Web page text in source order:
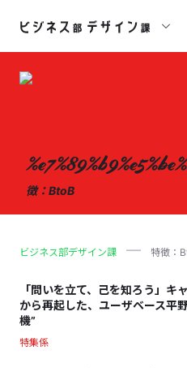
徴：BtoB
ビジネス部デザイン課 特徴：
「問いを立て、己を知ろう」キ
から再起した、ユーザベース平
機”
特集係